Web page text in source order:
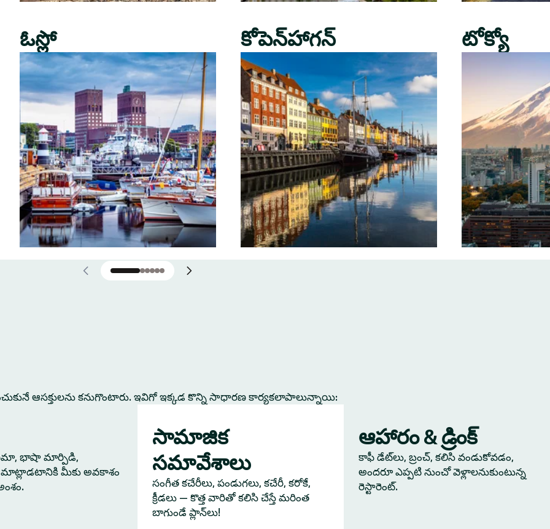
ఓస్లో కోపెన్‌హాగన్ టోక్యో
ఆసక్తులను కనుగొంటారు. ఇవిగో ఇక్కడ కొన్ని సాధారణ కార్యకలాపాలున్నాయి:
భాషా మార్పిడి,
మీకు అవకాశం
సామాజిక
సమావేశాలు
సంగీత కచేరీలు, పండుగలు, కచేరీ, కరోకే,
క్రీడలు — కొత్త వారితో కలిసి చేస్తే మరింత
బాగుండే ప్లాన్‌లు!
ఆహారం & డ్రింక్
కాఫీ డేట్‌లు, బ్రంచ్, కలిసి వండుకోవడం,
అందరూ ఎప్పటి నుంచో వెళ్లాలనుకుంటున్న
రెస్టారెంట్.